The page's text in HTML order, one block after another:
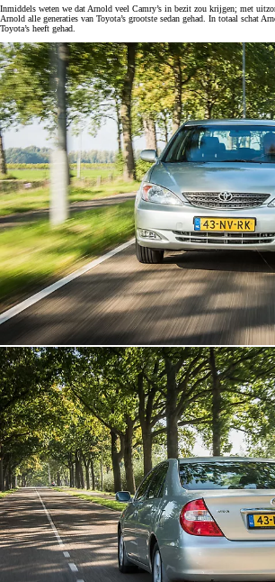
Inmiddels weten we dat Arnold veel Camry’s in bezit zou krijgen; met
Arnold alle generaties van Toyota’s grootste sedan gehad. In totaal schat
Toyota’s heeft gehad.